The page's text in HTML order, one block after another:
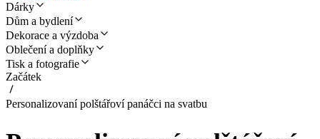
Dárky
Dům a bydlení
Dekorace a výzdoba
Oblečení a doplňky
Tisk a fotografie
Začátek
Personalizovaní polštářoví panáčci na svatbu